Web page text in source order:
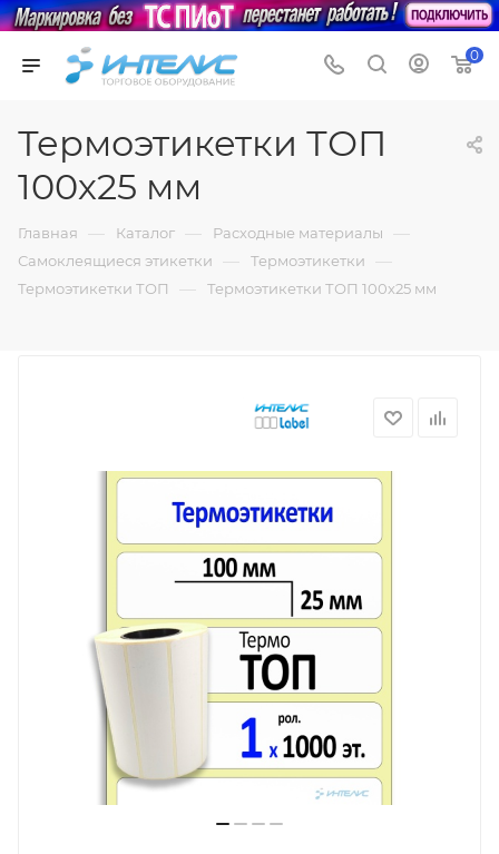
0
Термоэтикетки ТОП
100х25 мм
Главная — Каталог — Расходные материалы —
Самоклеящиеся этикетки — Термоэтикетки —
Термоэтикетки ТОП — Термоэтикетки ТОП 100х25 мм